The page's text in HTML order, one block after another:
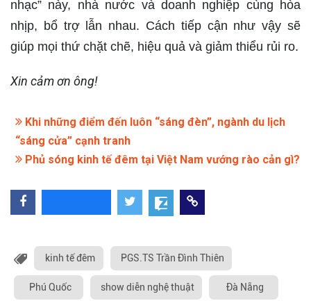
nhạc” này, nhà nước và doanh nghiệp cùng hòa
nhịp, bổ trợ lẫn nhau. Cách tiếp cận như vậy sẽ
giúp mọi thứ chặt chẽ, hiệu quả và giảm thiểu rủi ro.
Xin cảm ơn ông!
Khi những điểm đến luôn “sáng đèn”, ngành du lịch
“sáng cửa” cạnh tranh
Phủ sóng kinh tế đêm tại Việt Nam vướng rào cản gì?
kinh tế đêm PGS.TS Trần Đình Thiên
Phú Quốc show diễn nghệ thuật Đà Nẵng